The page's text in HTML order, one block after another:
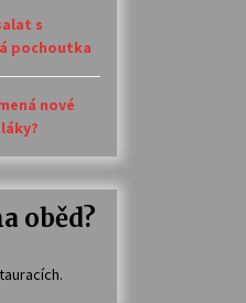
s
pochoutka
nové
oběd?